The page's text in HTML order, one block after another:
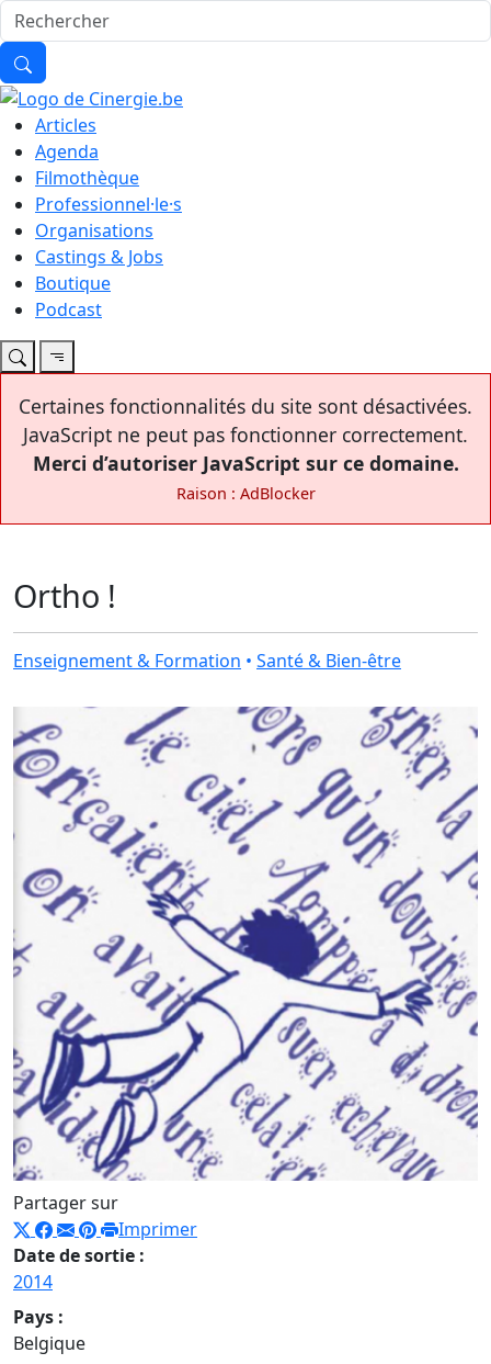
Articles
Agenda
Filmothèque
Professionnel·le·s
Organisations
Castings & Jobs
Boutique
Podcast
Certaines fonctionnalités du site sont désactivées.
JavaScript ne peut pas fonctionner correctement.
Merci d’autoriser JavaScript sur ce domaine.
Raison : AdBlocker
Ortho !
Enseignement & Formation • Santé & Bien-être
Partager sur
Imprimer
Date de sortie :
2014
Pays :
Belgique